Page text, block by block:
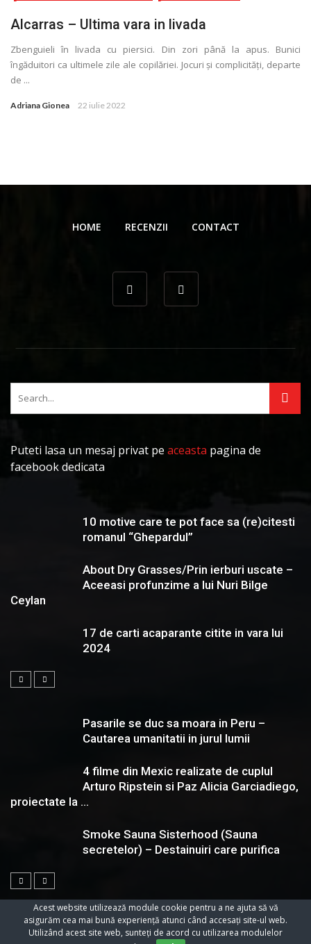
Alcarras – Ultima vara in livada
Zbenguieli în livada cu piersici. Din zori până la apus. Bunici
îngăduitori ca ultimele zile ale copilăriei. Jocuri și complicităţi, departe
de ...
Adriana Gionea 22 iulie 2022
HOME RECENZII CONTACT
Puteti lasa un mesaj privat pe aceasta pagina de
facebook dedicata
10 motive care te pot face sa (re)citesti
romanul “Ghepardul”
About Dry Grasses/Prin ierburi uscate –
Aceeasi profunzime a lui Nuri Bilge
Ceylan
17 de carti acaparante citite in vara lui
2024
Pasarile se duc sa moara in Peru –
Cautarea umanitatii in jurul lumii
4 filme din Mexic realizate de cuplul
Arturo Ripstein si Paz Alicia Garciadiego,
proiectate la ...
Smoke Sauna Sisterhood (Sauna
secretelor) – Destainuiri care purifica
© 2023 Toate Drepturile Rezervate Cartifilmepasiuni.ro
Acest website utilizează module cookie pentru a ne ajuta să vă
asigurăm cea mai bună experiență atunci când accesați site-ul web.
Utilizând acest site web, sunteți de acord cu utilizarea modulelor